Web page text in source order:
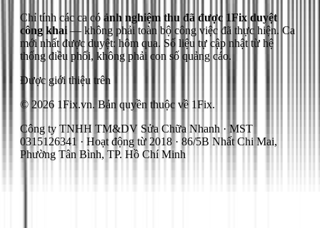
Chỉ tính các ca có ảnh nghiệm thu đã được 1Fix duyệt
công khai — không phải toàn bộ công việc đã thực hiện. Ca
mới nhất được duyệt: hôm qua. Số liệu tự cập nhật từ hệ
thống điều phối, không phải con số quảng cáo.
Được giới thiệu trên
© 2026 1Fix.vn. Bản quyền thuộc về 1Fix.
Công ty TNHH TM&DV Sửa Chữa Nhanh · MST
0315126341 · Hoạt động từ 2018 · 86/5B Nhất Chi Mai,
Phường Tân Bình, TP. Hồ Chí Minh